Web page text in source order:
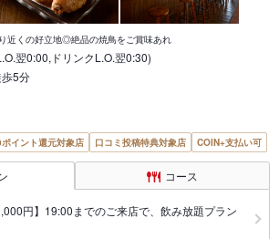
近くの好立地◎絶品の焼鳥をご賞味あれ
翌0:00,ドリンクL.O.翌0:30)
5分
イント還元対象店 口コミ投稿特典対象店 COIN+支払い可
コース
円】19:00までのご来店で、飲み放題プラン